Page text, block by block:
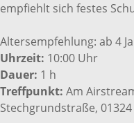
empfiehlt sich festes
Altersempfehlung: ab 4
Uhrzeit: 10:00 Uhr
Dauer: 1 h
Treffpunkt: Am
Stechgrundstraße,